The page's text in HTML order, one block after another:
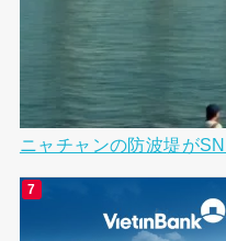
ニャチャンの防波堤が